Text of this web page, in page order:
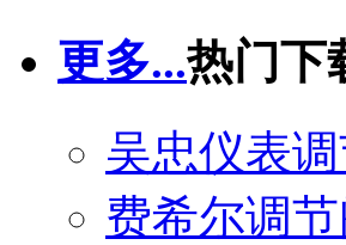
更多...热门下
吴忠仪表
费希尔调